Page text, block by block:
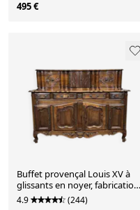
495 €
Buffet provençal Louis XV à
glissants en noyer, fabrication
des années 1950
4.9 (244)